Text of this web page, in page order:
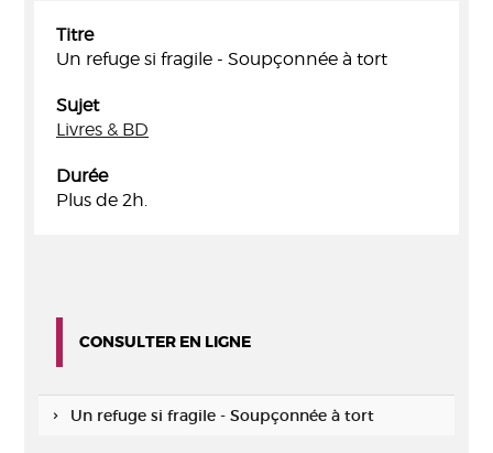
Titre
Un refuge si fragile - Soupçonnée à tort
Sujet
Livres & BD
Durée
Plus de 2h.
CONSULTER EN LIGNE
Un refuge si fragile - Soupçonnée à tort